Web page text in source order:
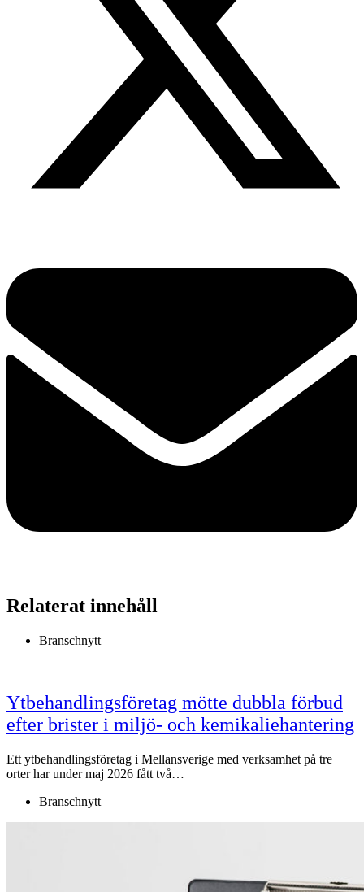
Relaterat innehåll
Branschnytt
Ytbehandlingsföretag mötte dubbla förbud
efter brister i miljö- och kemikaliehantering
Ett ytbehandlingsföretag i Mellansverige med verksamhet på tre
orter har under maj 2026 fått två…
Branschnytt